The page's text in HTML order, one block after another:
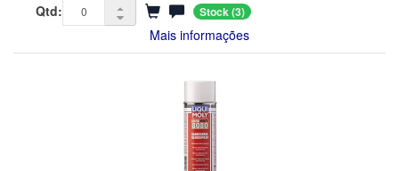
Qtd:
Stock(3)
Mais informações